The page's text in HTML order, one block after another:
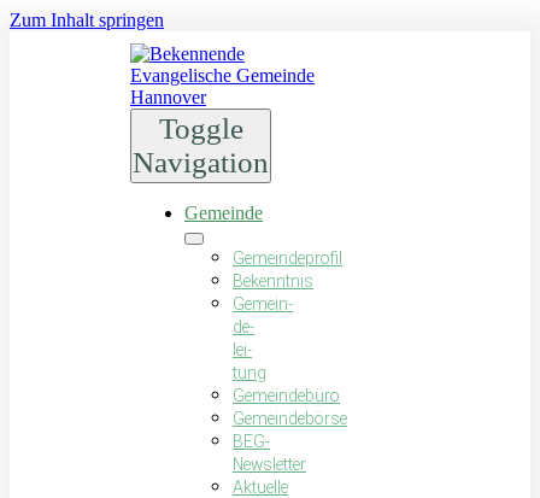
Zum Inhalt springen
Toggle
Navigation
Gemeinde
Gemeindeprofil
Bekenntnis
Gemein­
de­
lei­
tung
Gemeindebüro
Gemeindebörse
BEG-
Newsletter
Aktuelle